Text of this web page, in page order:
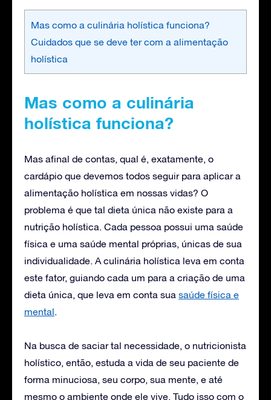
Mas como a culinária holística funciona?
Cuidados que se deve ter com a alimentação
holística
Mas como a culinária
holística funciona?
Mas afinal de contas, qual é, exatamente, o
cardápio que devemos todos seguir para aplicar a
alimentação holística em nossas vidas? O
problema é que tal dieta única não existe para a
nutrição holística. Cada pessoa possui uma saúde
física e uma saúde mental próprias, únicas de sua
individualidade. A culinária holística leva em conta
este fator, guiando cada um para a criação de uma
dieta única, que leva em conta sua saúde física e
mental.
Na busca de saciar tal necessidade, o nutricionista
holístico, então, estuda a vida de seu paciente de
forma minuciosa, seu corpo, sua mente, e até
mesmo o ambiente onde ele vive. Tudo isso com o